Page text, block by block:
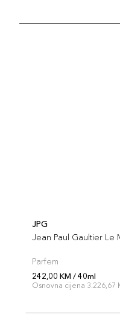
JPG
Jean Paul Gaultier Le
Parfem
242,00 KM / 40ml
Osnovna cijena 3.226,67